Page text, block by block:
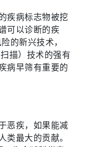
疾病标志物被挖
可以诊断的疾
的新兴技术，
描）技术的强有
病早筛有重要的
恶疾，如果能减
类最大的贡献。